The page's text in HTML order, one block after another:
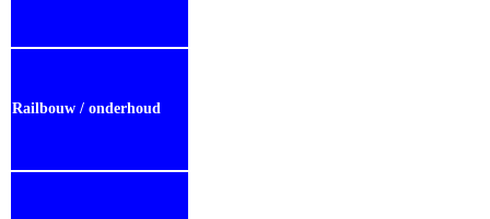
Railbouw / onderhoud